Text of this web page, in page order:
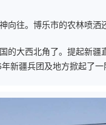
往。博乐市的农林喷洒
的大西北角了。提起新
新疆兵团及地方掀起了